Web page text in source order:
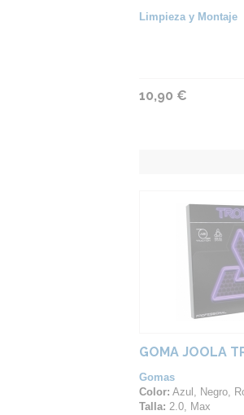
Limpieza y Montaje
10,90 €
GOMA JOOLA
Gomas
Color: Azul, Negro,
Talla: 2.0, Max